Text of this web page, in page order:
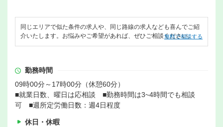
同じエリアで似た条件の求人や、同じ路線の求人なども喜んでご紹
介いたします。お悩みやご希望があれば、ぜひご相談ください。
無料で相談する
勤務時間
09時00分～17時00分（休憩60分）
■就業日数、曜日は応相談 ■勤務時間は3~4時間でも相談
可 ■週所定労働日数：週4日程度
休日・休暇